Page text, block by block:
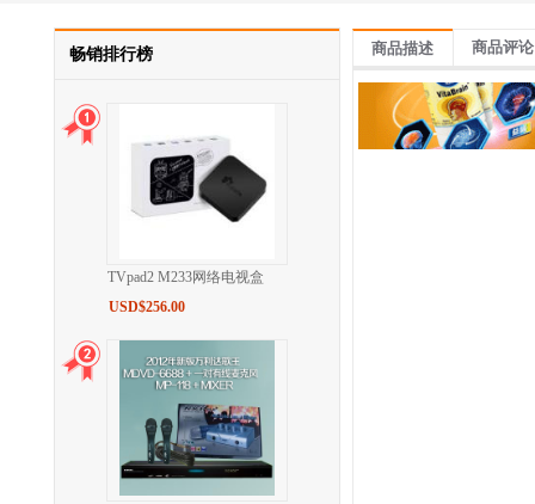
畅销排行榜
TVpad2 M233网络电视盒
USD$256.00
商品描述 商品评论